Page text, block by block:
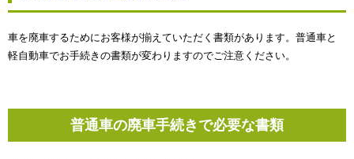
車を廃車するためにお客様が揃えていただく書類があります。普通車と
軽自動車でお手続きの書類が変わりますのでご注意ください。
普通車の廃車手続きで必要な書類